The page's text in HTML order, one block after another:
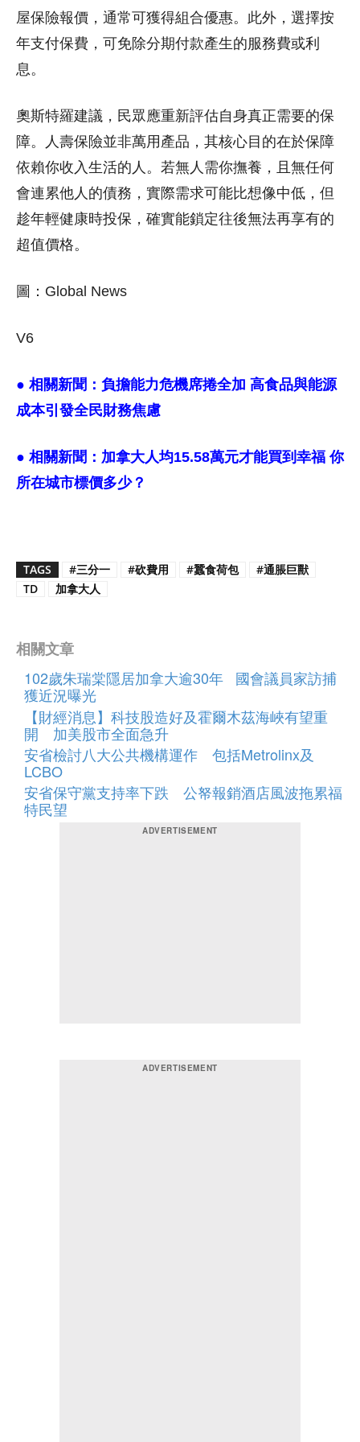
屋保險報價，通常可獲得組合優惠。此外，選擇按
年支付保費，可免除分期付款產生的服務費或利
息。
奧斯特羅建議，民眾應重新評估自身真正需要的保
障。人壽保險並非萬用產品，其核心目的在於保障
依賴你收入生活的人。若無人需你撫養，且無任何
會連累他人的債務，實際需求可能比想像中低，但
趁年輕健康時投保，確實能鎖定往後無法再享有的
超值價格。
圖：Global News
V6
● 相關新聞： 負擔能力危機席捲全加 高食品與能源
成本引發全民財務焦慮
● 相關新聞： 加拿大人均15.58萬元才能買到幸福 你
所在城市標價多少？
TAGS #三分一 #砍費用 #蠶食荷包
#通脹巨獸
TD
加拿大人
相關文章
102歲朱瑞棠隱居加拿大逾30年 國會議員家訪捕
獲近況曝光
【財經消息】科技股造好及霍爾木茲海峽有望重
開 加美股市全面急升
安省檢討八大公共機構運作 包括Metrolinx及
LCBO
安省保守黨支持率下跌 公帑報銷酒店風波拖累福
特民望